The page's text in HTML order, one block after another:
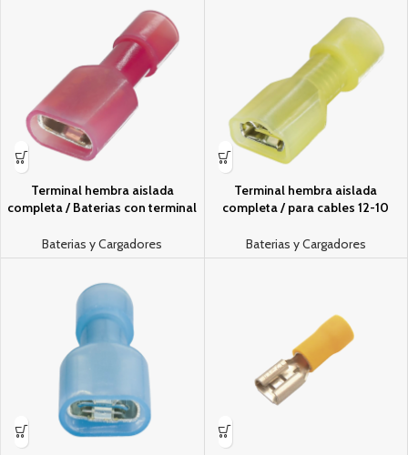
Terminal hembra aislada
completa / Bateri­as con terminal
AWG / Paquete de 25 piezas
Baterias y Cargadores
Terminal hembra aislada
completa / para cables 12-10
F1 / Paquete de 25 piezas
Baterias y Cargadores